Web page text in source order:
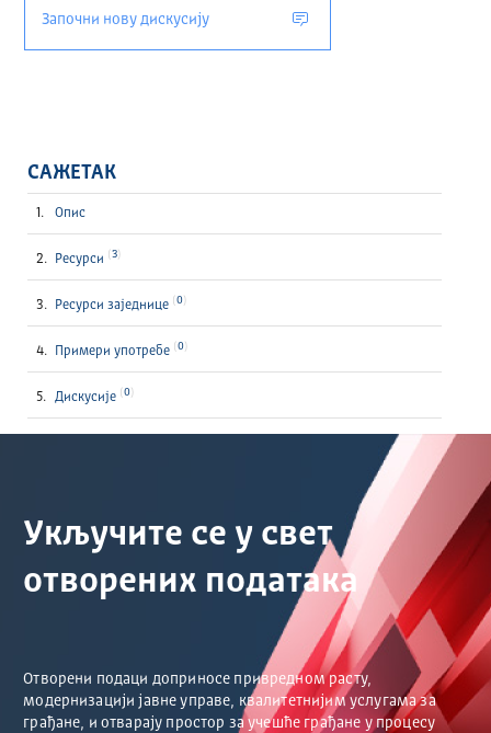
Започни нову дискусију
САЖЕТАК
Опис
Ресурси 3
Ресурси заједнице 0
Примери употребе 0
Дискусије 0
Укључите се у свет
отворених података
Отворени подаци доприносе привредном расту,
модернизацији јавне управе, квалитетнијим услугама за
грађане, и отварају простор за учешће грађане у процесу